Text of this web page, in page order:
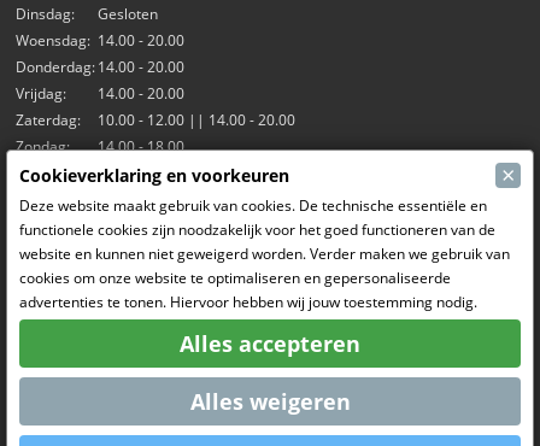
Dinsdag:
Gesloten
Woensdag: 14.00 - 20.00
Donderdag:14.00 - 20.00
Vrijdag:
14.00 - 20.00
Zaterdag:
10.00 - 12.00 || 14.00 - 20.00
Zondag:
14.00 - 18.00
Onze activiteiten
Indoorhal Hangar7
RC Driften
RC Bangers
Fun and Friends
Sociale Media
Cookieverklaring en voorkeuren ×
Deze website maakt gebruik van cookies. De technische essentiële en
functionele cookies zijn noodzakelijk voor het goed functioneren van de
website en kunnen niet geweigerd worden. Verder maken we gebruik van
cookies om onze website te optimaliseren en gepersonaliseerde
advertenties te tonen. Hiervoor hebben wij jouw toestemming nodig.
Alles accepteren
Alles weigeren